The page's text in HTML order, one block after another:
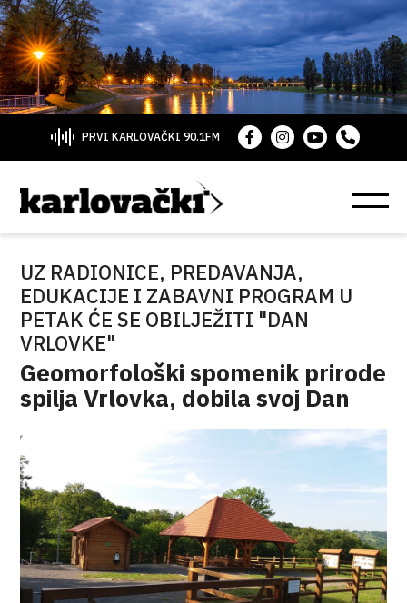
PRVI KARLOVAČKI 90.1FM
UZ RADIONICE, PREDAVANJA,
EDUKACIJE I ZABAVNI PROGRAM U
PETAK ĆE SE OBILJEŽITI "DAN
VRLOVKE"
Geomorfološki spomenik prirode
spilja Vrlovka, dobila svoj Dan